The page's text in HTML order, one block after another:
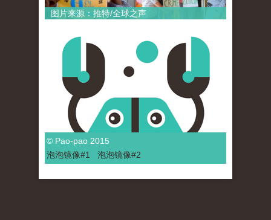
图片来源：推特/全球之声
© Pao-pao 2015
泡泡镜像#1 泡泡镜像#2